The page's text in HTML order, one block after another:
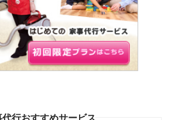
代行おすすめサービス